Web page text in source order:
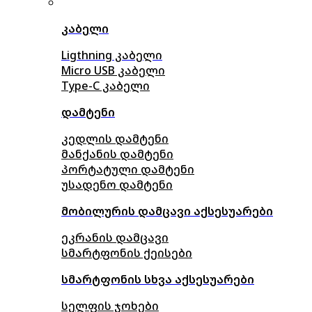
კაბელი
Ligthning კაბელი
Micro USB კაბელი
Type-C კაბელი
დამტენი
კედლის დამტენი
მანქანის დამტენი
პორტატული დამტენი
უსადენო დამტენი
მობილურის დამცავი აქსესუარები
ეკრანის დამცავი
სმარტფონის ქეისები
სმარტფონის სხვა აქსესუარები
სელფის ჯოხები